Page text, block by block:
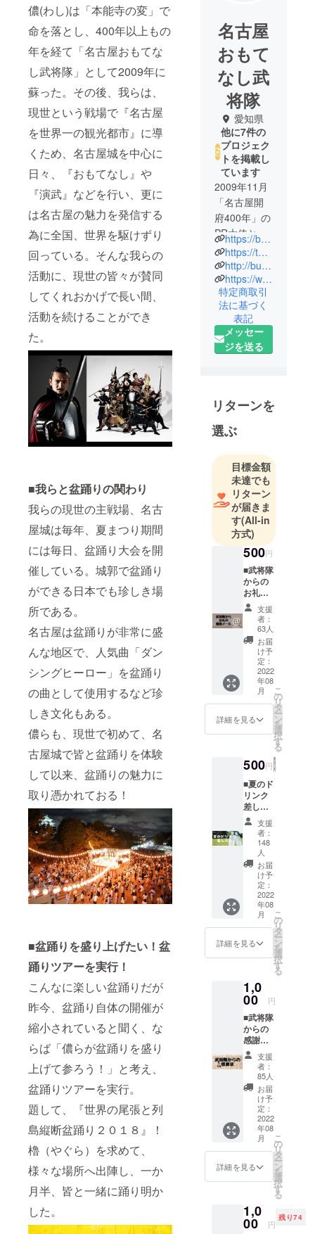
儂(わし)は「本能寺の変」で
命を落とし、400年以上もの
年を経て「名古屋おもてな
し武将隊」として2009年に
蘇った。その後、我らは、
現世という戦場で『名古屋
を世界一の観光都市』に導
くため、名古屋城を中心に
日々、『おもてなし』や
『演武』などを行い、更に
は名古屋の魅力を発信する
為に全国、世界を駆けずり
回っている。そんな我らの
活動に、現世の皆々が賛同
してくれおかげで長い間、
活動を続けることができ
た。
■我らと盆踊りの関わり
我らの現世の主戦場、名古
屋城は毎年、夏まつり期間
には毎日、盆踊り大会を開
催している。城郭で盆踊り
ができる日本でも珍しき場
所である。
名古屋は盆踊りが非常に盛
んな地区で、人気曲「ダン
シングヒーロー」を盆踊り
の曲として使用するなど珍
しき文化もある。
儂らも、現世で初めて、名
古屋城で皆と盆踊りを体験
して以来、盆踊りの魅力に
取り憑かれておる！
■盆踊りを盛り上げたい！盆
踊りツアーを実行！
こんなに楽しい盆踊りだが
昨今、盆踊り自体の開催が
縮小されていると聞く、な
らば「儂らが盆踊りを盛り
上げて参ろう！」と考え、
盆踊りツアーを実行。
題して、『世界の尾張と列
島縦断盆踊り２０１８』！
櫓（やぐら）を求めて、
様々な場所へ出陣し、一か
月半、皆と一緒に踊り明か
した。
名古屋
おもて
なし武
将隊
愛知県
他に7件の
プロジェク
トを掲載し
ています
2009年11月
「名古屋開
府400年」の
PR大使とし
て、6人の武
将と4人の陣
笠で結成。
日本人なら
ではの“おも
てなしの
心”と
SAMURAIカ
するため
城を拠点に
活動を行っ
ている。
メンバーは
織田信長、
豊臣秀吉、
徳川家康、
前田利家、
加藤清正、
前田慶次と
いう日本を
代表する有
名武将6名。
さらに陣笠
（足軽）4名
が脇を固め
今では全国
に約30以上
れる「武将
甲冑ダン
ス、寸劇、
口上、和太
鼓演奏など
の「おもて
なし演武」
で、見るも
のすべてを
戦国時代へ
と誘う。
https://busho-tai.jp/
https://twitter.com/nagoyabushotai
http://busho-tai-blog.jp/
https://www.instagram.com/ngy_bushotai_official/?hl=ja
特定商取引
法に基づく
表記
メッセー
ジを送る
リターンを
選ぶ
目標金額
未達でも
リターン
が届きま
す(All-in
方式)
500円
■武将隊
からの
お礼の
動画
メール
武将隊
からお
礼の動
画メー
ルをお
届けし
ます
支援
者：
63人
お届
け予
定：
2022
年08
月
詳細を見る
こ
の
リ
タ
ー
ン
を
選
択
す
る
500円
■夏のド
リンク
差し入
れ＆お
礼メー
ル 武将
隊へド
リンク
の差し
入れを
します
盆踊り
あとに
演武あ
とに、
潤しま
す ドリ
月～
順々に
差し入
れの予
定です
支援
者：
148
人
お届
け予
定：
2022
年08
月
詳細を見る
こ
の
リ
タ
ー
ン
を
選
択
す
る
1,0
00 円
■武将隊
からの
感謝状
表には
メイン
ビジュ
アル、
裏面に
は全員
からの
お礼の
言葉を
プリン
ト（A4
サイ
届けし
ます
支援
者：
85人
お届
け予
定：
2022
年08
月
詳細を見る
こ
の
リ
タ
ー
ン
を
選
択
す
る
1,0
00 円
残り74